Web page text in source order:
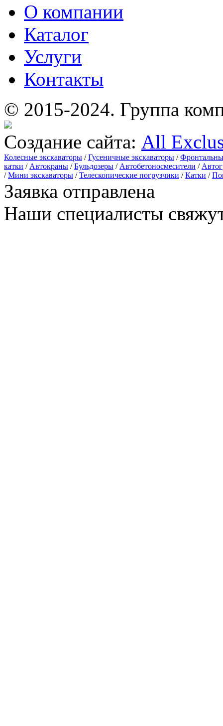
О компании
Каталог
Услуги
Контакты
© 2015-2024. Группа
Создание сайта: All
Колесные экскаваторы /Гусеничные экскаваторы /
катки / Автокраны /Бульдозеры / Автобетоносмесители /
/Мини экскаваторы /Телескопические погрузчики /Катки /
Заявка отправлена
Наши специалисты